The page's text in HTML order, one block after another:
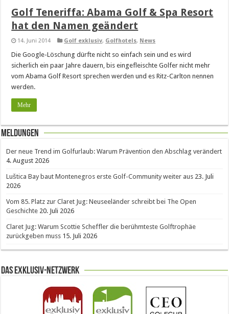
Golf Teneriffa: Abama Golf & Spa Resort
hat den Namen geändert
14. Juni 2014 Golf exklusiv, Golfhotels, News
Die Google-Löschung dürfte nicht so einfach sein und es wird
sicherlich ein paar Jahre dauern, bis eingefleischte Golfer nicht mehr
vom Abama Golf Resort sprechen werden und es Ritz-Carlton nennen
werden.
Mehr
Meldungen
Der neue Trend im Golfurlaub: Warum Prävention den Abschlag verändert
4. August 2026
Luštica Bay baut Montenegros erste Golf-Community weiter aus 23. Juli
2026
Vom 85. Platz zur Claret Jug: Neuseeländer schreibt bei The Open
Geschichte 20. Juli 2026
Claret Jug: Warum Scottie Scheffler die berühmteste Golftrophäe
zurückgeben muss 15. Juli 2026
Das Exklusiv-Netzwerk